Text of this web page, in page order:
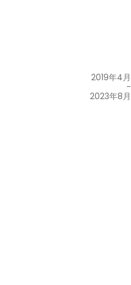
2019年4月
-
2023年8月